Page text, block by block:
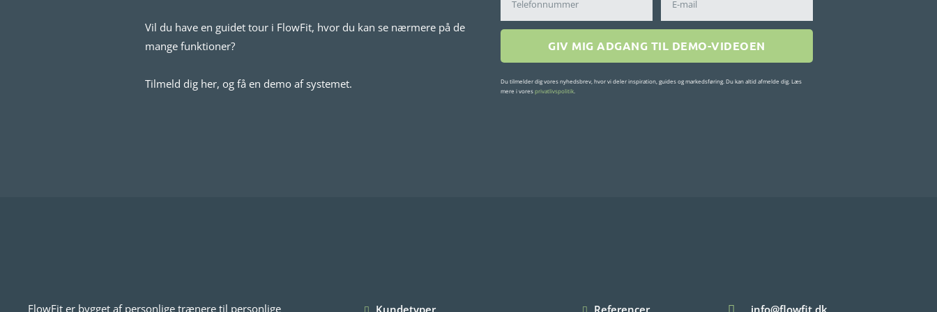
Vil du have en guidet tour i FlowFit, hvor du kan se nærmere på de
mange funktioner?
Tilmeld dig her, og få en demo af systemet.
GIV MIG ADGANG TIL DEMO-VIDEOEN
Du tilmelder dig vores nyhedsbrev, hvor vi deler inspiration, guides og markedsføring. Du kan altid afmelde dig. Læs
mere i voresprivatlivspolitik
FlowFit er bygget af personlige trænere til personlige